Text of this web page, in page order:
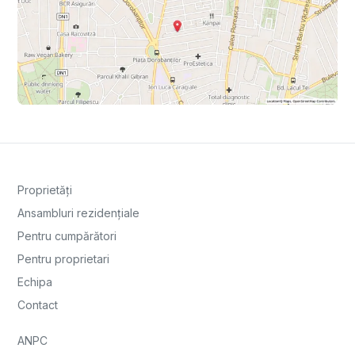
Proprietăți
Ansambluri rezidențiale
Pentru cumpărători
Pentru proprietari
Echipa
Contact
ANPC